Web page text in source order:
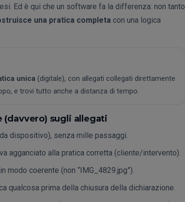
Ed è qui che un software fa la differenza: non tanto
una pratica completa con una logica
unica (digitale), con allegati collegati direttamente
e trovi tutto anche a distanza di tempo.
(davvero) sugli allegati
dispositivo), senza mille passaggi.
agganciato alla pratica corretta (cliente/intervento).
modo coerente (non “IMG_4829.jpg”).
qualcosa prima della chiusura della dichiarazione.